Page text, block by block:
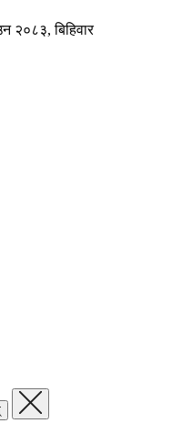
२०८३, बिहिवार